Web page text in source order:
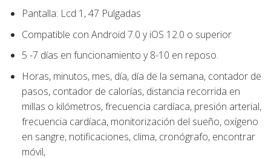
Pantalla: Lcd 1, 47 Pulgadas
Compatible con Android 7.0 y iOS 12.0 o superior
5 -7 días en funcionamiento y 8-10 en reposo.
Horas, minutos, mes, día, día de la semana, contador de
pasos, contador de calorías, distancia recorrida en
millas o kilómetros, frecuencia cardíaca, presión arterial,
frecuencia cardíaca, monitorización del sueño, oxígeno
en sangre, notificaciones, clima, cronógrafo, encontrar
móvil,